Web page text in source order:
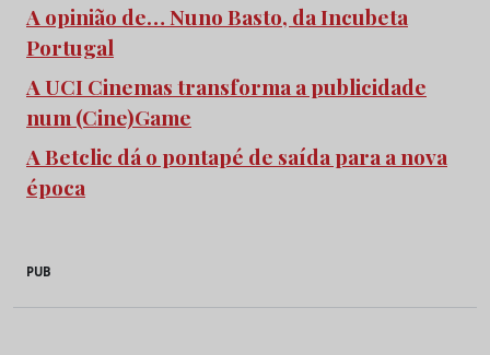
A opinião de… Nuno Basto, da Incubeta
Portugal
A UCI Cinemas transforma a publicidade
num (Cine)Game
A Betclic dá o pontapé de saída para a nova
época
PUB